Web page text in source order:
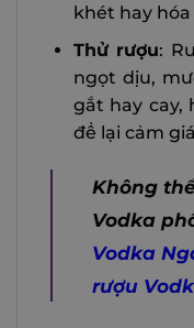
khét hay
Thử rượu:
ngọt dịu,
gắt hay cay,
để lại cảm
Không
Vodka
Vodka
rượu